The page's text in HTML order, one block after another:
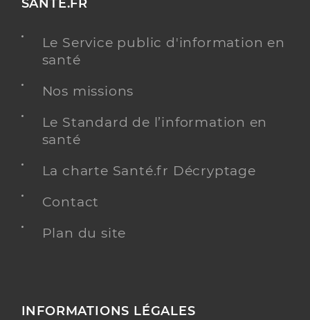
SANTE.FR
Le Service public d'information en
santé
Nos missions
Le Standard de l’information en
santé
La charte Santé.fr Décryptage
Contact
Plan du site
INFORMATIONS LÉGALES